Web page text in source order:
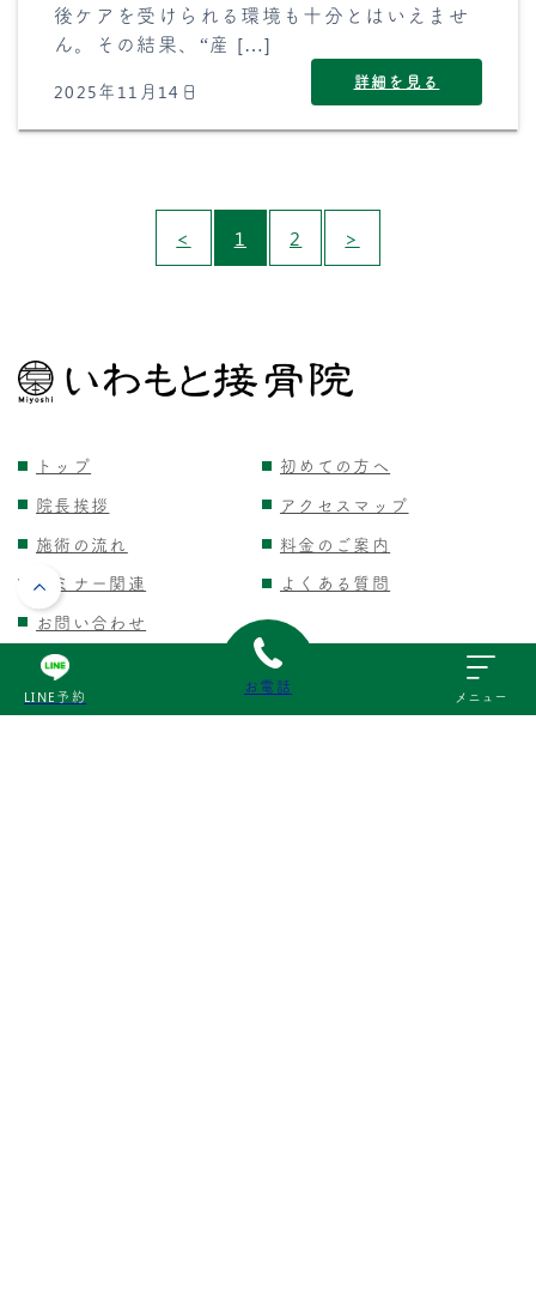
LINE予約
お電話
メニュー
後ケアを受けられる環境も十分とはいえませ
ん。その結果、“産 […]
2025年11月14日 詳細を見る
< 1 2 >
トップ
初めての方へ
院長挨拶
アクセスマップ
施術の流れ
料金のご案内
セミナー関連
よくある質問
お問い合わせ
頭